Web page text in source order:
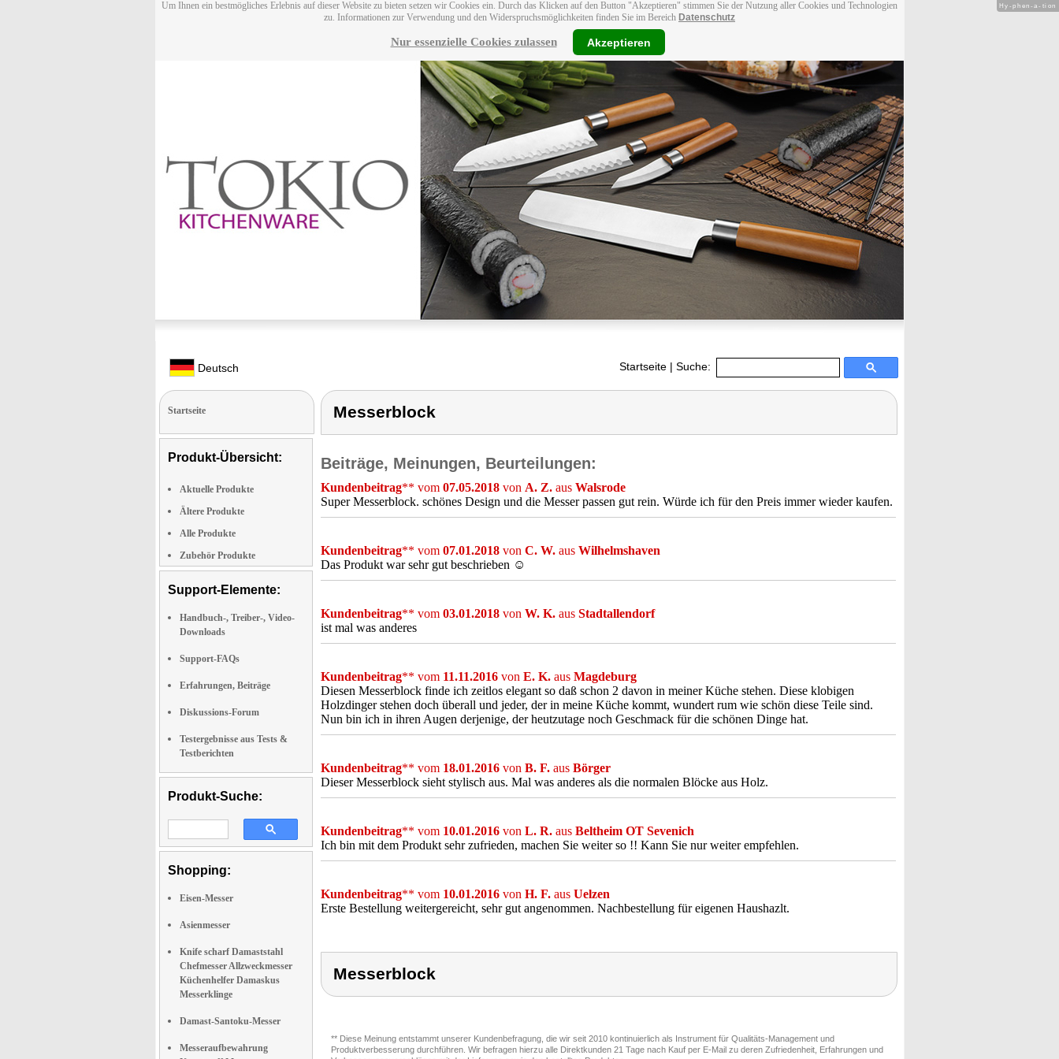
Um Ihnen ein bestmögliches Erlebnis auf dieser Website zu bieten setzen wir Cookies ein. Durch das Klicken auf den Button "Akzeptieren" stimmen Sie der Nutzung aller Cookies und Technologien
zu. Informationen zur Verwendung und den Widerspruchsmöglichkeiten finden Sie im Bereich Datenschutz
Nur essenzielle Cookies zulassen Akzeptieren
Deutsch Startseite | Suche:
Startseite
Produkt-Übersicht:
Aktuelle Produkte
Ältere Produkte
Alle Produkte
Zubehör Produkte
Support-Elemente:
Handbuch-, Treiber-, Video-
Downloads
Support-FAQs
Erfahrungen, Beiträge
Diskussions-Forum
Testergebnisse aus Tests &
Testberichten
Produkt-Suche:
Shopping:
Eisen-Messer
Asienmesser
Knife scharf Damaststahl
Chefmesser Allzweckmesser
Küchenhelfer Damaskus
Messerklinge
Damast-Santoku-Messer
Messeraufbewahrung
Messerblock
Beiträge, Meinungen, Beurteilungen:
Kundenbeitrag** vom 07.05.2018 von A. Z. aus Walsrode
Super Messerblock. schönes Design und die Messer passen gut rein. Würde ich für den Preis immer wieder kaufen.
Kundenbeitrag** vom 07.01.2018 von C. W. aus Wilhelmshaven
Das Produkt war sehr gut beschrieben ☺
Kundenbeitrag** vom 03.01.2018 von W. K. aus Stadtallendorf
ist mal was anderes
Kundenbeitrag** vom 11.11.2016 von E. K. aus Magdeburg
Diesen Messerblock finde ich zeitlos elegant so daß schon 2 davon in meiner Küche stehen. Diese klobigen
Holzdinger stehen doch überall und jeder, der in meine Küche kommt, wundert rum wie schön diese Teile sind.
Nun bin ich in ihren Augen derjenige, der heutzutage noch Geschmack für die schönen Dinge hat.
Kundenbeitrag** vom 18.01.2016 von B. F. aus Börger
Dieser Messerblock sieht stylisch aus. Mal was anderes als die normalen Blöcke aus Holz.
Kundenbeitrag** vom 10.01.2016 von L. R. aus Beltheim OT Sevenich
Ich bin mit dem Produkt sehr zufrieden, machen Sie weiter so !! Kann Sie nur weiter empfehlen.
Kundenbeitrag** vom 10.01.2016 von H. F. aus Uelzen
Erste Bestellung weitergereicht, sehr gut angenommen. Nachbestellung für eigenen Haushazlt.
Messerblock
** Diese Meinung entstammt unserer Kundenbefragung, die wir seit 2010 kontinuierlich als Instrument für Qualitäts-Management und
Produktverbesserung durchführen. Wir befragen hierzu alle Direktkunden 21 Tage nach Kauf per E-Mail zu deren Zufriedenheit, Erfahrungen und
Hy-phen-a-tion